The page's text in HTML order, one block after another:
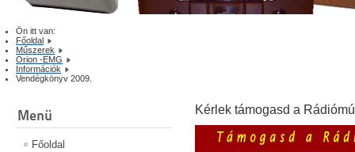
Ön itt van:
Főoldal
Műszerek
Orion -EMG
Információk
Vendégkönyv 2009.
Menü
Főoldal
Kérlek támogasd a